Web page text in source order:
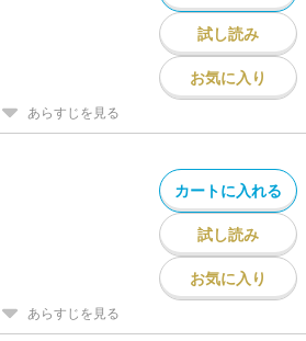
試し読み
お気に入り
あらすじを見る
カートに入れる
試し読み
お気に入り
あらすじを見る